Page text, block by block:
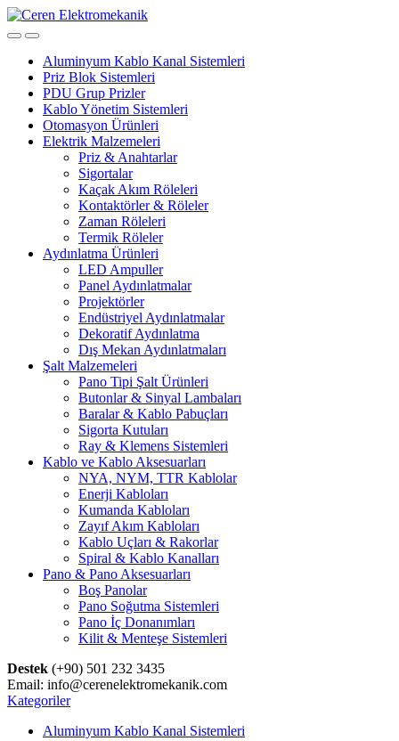
Skip
to
Skip
to
Aluminyum Kablo Kanal Sistemleri
Priz Blok Sistemleri
PDU Grup Prizler
Kablo Yönetim Sistemleri
Otomasyon Ürünleri
Elektrik Malzemeleri
Priz & Anahtarlar
Sigortalar
Kaçak Akım Röleleri
Kontaktörler & Röleler
Zaman Röleleri
Termik Röleler
Aydınlatma Ürünleri
LED Ampuller
Panel Aydınlatmalar
Projektörler
Endüstriyel Aydınlatmalar
Dekoratif Aydınlatma
Dış Mekan Aydınlatmaları
Şalt Malzemeleri
Pano Tipi Şalt Ürünleri
Butonlar & Sinyal Lambaları
Baralar & Kablo Pabuçları
Sigorta Kutuları
Ray & Klemens Sistemleri
Kablo ve Kablo Aksesuarları
NYA, NYM, TTR Kablolar
Enerji Kabloları
Kumanda Kabloları
Zayıf Akım Kabloları
Kablo Uçları & Rakorlar
Spiral & Kablo Kanalları
Pano & Pano Aksesuarları
Boş Panolar
Pano Soğutma Sistemleri
Pano İç Donanımları
Kilit & Menteşe Sistemleri
Destek (+90) 501 232 3435
Email: info@cerenelektromekanik.com
Kategoriler
Aluminyum Kablo Kanal Sistemleri